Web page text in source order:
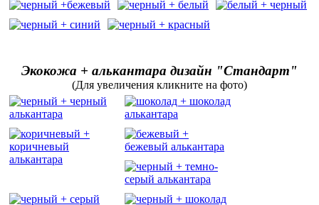
Экокожа + алькантара дизайн "Стандарт"
(Для увеличения кликните на фото)